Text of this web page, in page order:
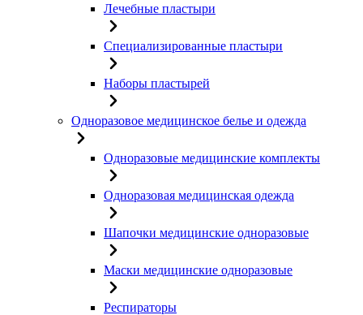
Лечебные пластыри
Специализированные пластыри
Наборы пластырей
Одноразовое медицинское белье и одежда
Одноразовые медицинские комплекты
Одноразовая медицинская одежда
Шапочки медицинские одноразовые
Маски медицинские одноразовые
Респираторы